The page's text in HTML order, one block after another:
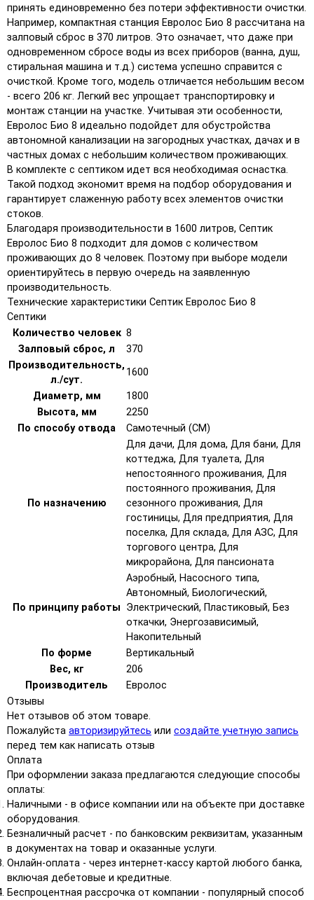
принять единовременно без потери эффективности очистки.
Например, компактная станция Евролос Био 8 рассчитана на
залповый сброс в 370 литров. Это означает, что даже при
одновременном сбросе воды из всех приборов (ванна, душ,
стиральная машина и т.д.) система успешно справится с
очисткой. Кроме того, модель отличается небольшим весом
- всего 206 кг. Легкий вес упрощает транспортировку и
монтаж станции на участке. Учитывая эти особенности,
Евролос Био 8 идеально подойдет для обустройства
автономной канализации на загородных участках, дачах и в
частных домах с небольшим количеством проживающих.
В комплекте с септиком идет вся необходимая оснастка.
Такой подход экономит время на подбор оборудования и
гарантирует слаженную работу всех элементов очистки
стоков.
Благодаря производительности в 1600 литров, Септик
Евролос Био 8 подходит для домов с количеством
проживающих до 8 человек. Поэтому при выборе модели
ориентируйтесь в первую очередь на заявленную
производительность.
Технические характеристики Септик Евролос Био 8
Септики
Количество человек 8
Залповый сброс, л
370
Производительность,
л./сут.
1600
Диаметр, мм
1800
Высота, мм
2250
По способу отвода
Самотечный (СМ)
По назначению
Для дачи, Для дома, Для бани, Для
коттеджа, Для туалета, Для
непостоянного проживания, Для
постоянного проживания, Для
сезонного проживания, Для
гостиницы, Для предприятия, Для
поселка, Для склада, Для АЗС, Для
торгового центра, Для
микрорайона, Для пансионата
По принципу работы
Аэробный, Насосного типа,
Автономный, Биологический,
Электрический, Пластиковый, Без
откачки, Энергозависимый,
Накопительный
По форме
Вертикальный
Вес, кг
206
Производитель
Евролос
Отзывы
Нет отзывов об этом товаре.
Пожалуйста авторизируйтесь или создайте учетную запись
перед тем как написать отзыв
Оплата
При оформлении заказа предлагаются следующие способы
оплаты:
Наличными - в офисе компании или на объекте при доставке
оборудования.
Безналичный расчет - по банковским реквизитам, указанным
в документах на товар и оказанные услуги.
Онлайн-оплата - через интернет-кассу картой любого банка,
включая дебетовые и кредитные.
Беспроцентная рассрочка от компании - популярный способ